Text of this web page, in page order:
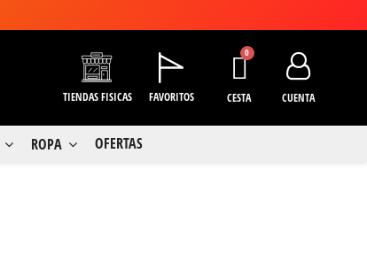
TIENDAS FISICAS FAVORITOS CESTA CUENTA
ROPA OFERTAS